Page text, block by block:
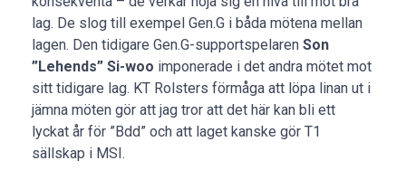
lag. De slog till exempel Gen.G i båda mötena mellan
lagen. Den tidigare Gen.G-supportspelaren Son
”Lehends” Si-woo imponerade i det andra mötet mot
sitt tidigare lag. KT Rolsters förmåga att löpa linan ut i
jämna möten gör att jag tror att det här kan bli ett
lyckat år för ”Bdd” och att laget kanske gör T1
sällskap i MSI.